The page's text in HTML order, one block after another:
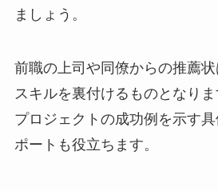
ましょう。
前職の上司や同僚からの推薦
スキルを裏付けるものとなり
プロジェクトの成功例を示す
ポートも役立ちます。